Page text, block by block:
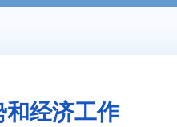
和经济工作